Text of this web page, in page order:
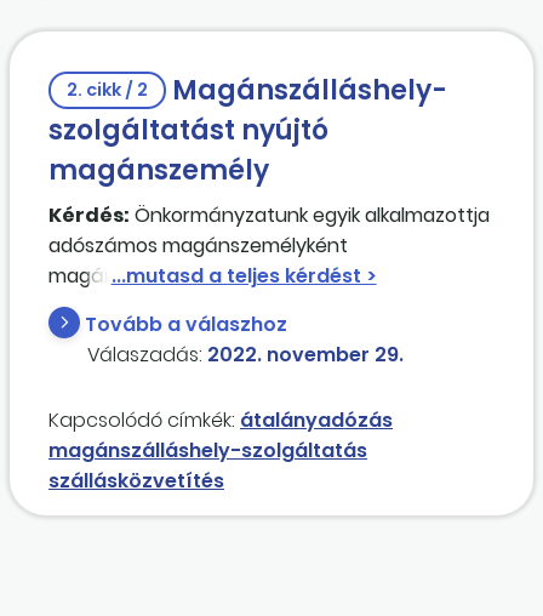
2. cikk / 2
Magánszálláshely-
szolgáltatást nyújtó
magánszemély
Kérdés: Önkormányzatunk egyik alkalmazottja
adószámos magánszemélyként
magánszálláshelyet is működtet. Kérdésként
merült fel, hogy üzemeltethet-e háromnál
több magánszálláshelyet egy magánszemély
nem tételes átalányadózással, és ezekben
szoba, 16 férőhely?
Tovább a válaszhoz
Válaszadás: 2022. november 29.
Kapcsolódó címkék: átalányadózás
magánszálláshely-szolgáltatás
szállásközvetítés